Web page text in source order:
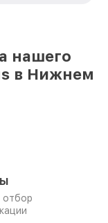
нашего
в Нижнем
отбор